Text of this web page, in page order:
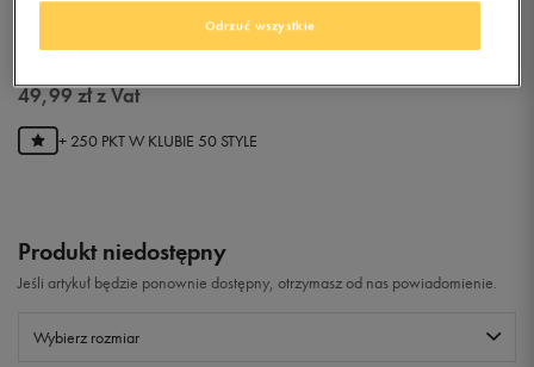
49,99złz Vat
+ 250 PKT W KLUBIE 50 STYLE
Produkt niedostępny
Jeśli artykuł będzie ponownie dostępny, otrzymasz od nas powiadomienie.
Wybierz rozmiar
Odrzuć wszystkie